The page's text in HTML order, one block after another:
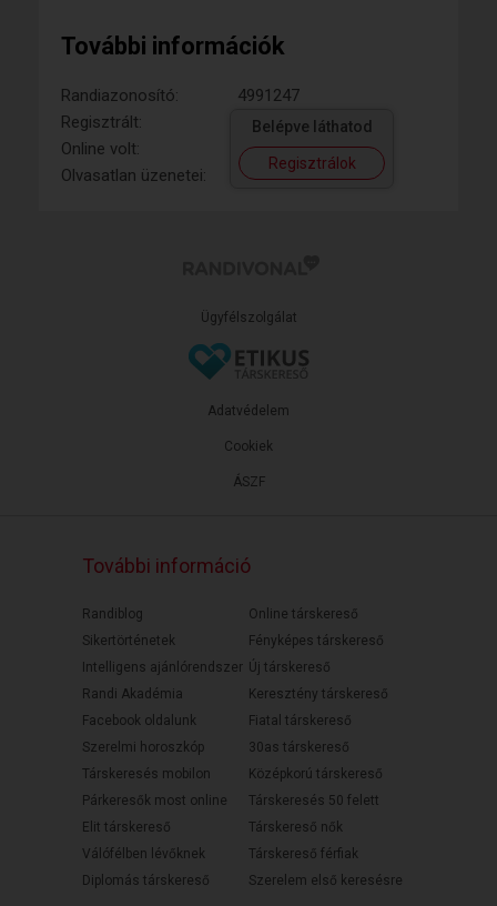
További információk
Randiazonosító:
4991247
Regisztrált:
Online volt:
Olvasatlan üzenetei:
Belépve láthatod
Regisztrálok
Ügyfélszolgálat
ÁSZF
Adatvédelem
Cookiek
További információ
Randiblog
Sikertörténetek
Intelligens ajánlórendszer
Randi Akadémia
Facebook oldalunk
Szerelmi horoszkóp
Társkeresés mobilon
Párkeresők most online
Elit társkereső
Válófélben lévőknek
Diplomás társkereső
Online társkereső
Fényképes társkereső
Új társkereső
Keresztény társkereső
Fiatal társkereső
30as társkereső
Középkorú társkereső
Társkeresés 50 felett
Társkereső nők
Társkereső férfiak
Szerelem első keresésre